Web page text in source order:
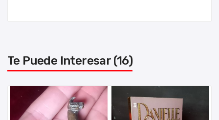
Te Puede Interesar (16)